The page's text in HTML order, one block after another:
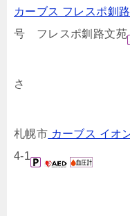
カーブス フレスポ釧
号 フレスポ釧路文苑
さ
札幌市 カーブス イオ
4-1